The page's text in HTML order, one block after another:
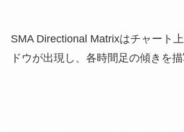
SMA Directional Matrixはチャート
ドウが出現し、各時間足の傾きを描